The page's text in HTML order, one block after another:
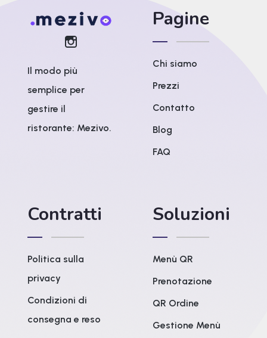
Il modo più
semplice per
gestire il
ristorante: Mezivo.
Pagine
Chi siamo
Prezzi
Contatto
Blog
FAQ
Contratti
Politica sulla
privacy
Condizioni di
consegna e reso
Soluzioni
Menù QR
Prenotazione
QR Ordine
Gestione Menù